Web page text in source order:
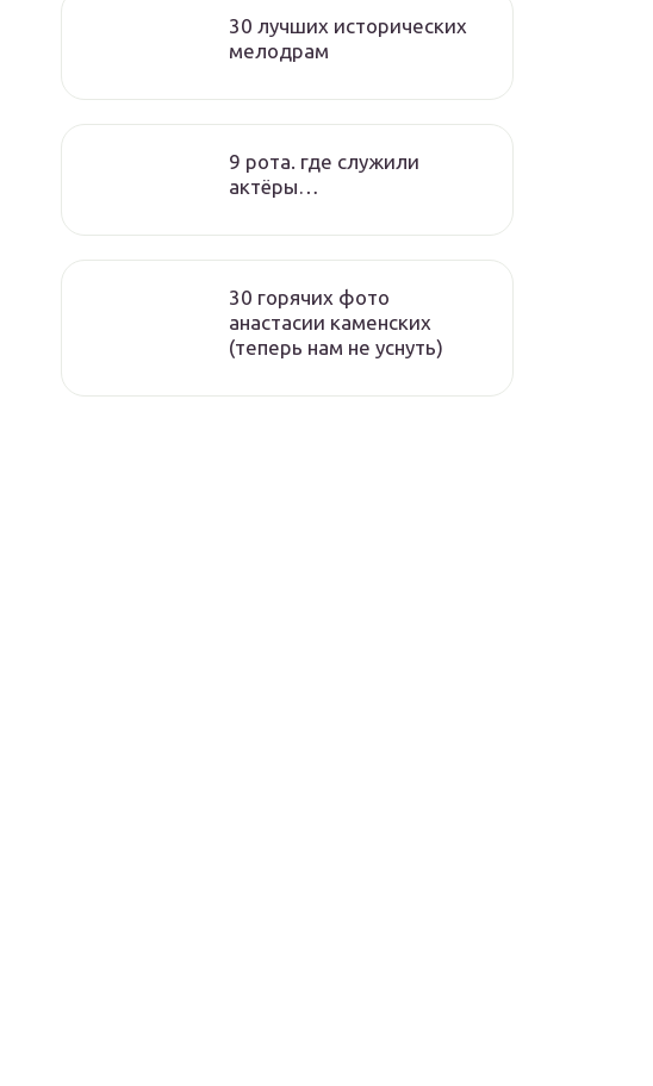
30 лучших исторических
мелодрам
9 рота. где служили
актёры…
30 горячих фото
анастасии каменских
(теперь нам не уснуть)